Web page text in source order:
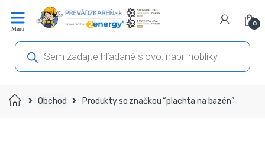
navigáciu
obsah
0
Products
search
Domov Obchod Produkty so značkou “plachta na bazén”